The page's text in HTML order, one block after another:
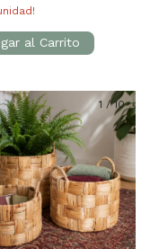
1 /10